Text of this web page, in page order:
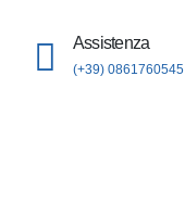
Assistenza
(+39) 0861760545